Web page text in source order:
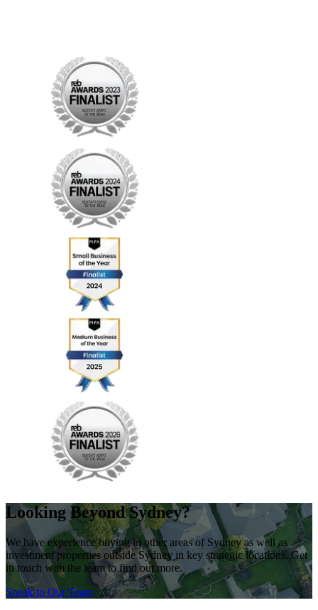
Looking Beyond Sydney?​​​​‌ ‍ ​‍​‍‌‍ ‌ ​‍‌‍‍‌‌‍‌ ‌‍‍‌‌‍ ‍​‍​‍​ ‍‍​‍​‍‌ ​ ‌‍​‌‌‍ ‍‌‍‍‌‌ ‌​‌ ‍‌​‍ ‍‌‍‍‌‌‍ ​‍​‍​‍ ​​‍​‍‌‍‍​‌ ​‍‌‍‌‌‌‍‌‍​‍​‍​ ‍‍​‍​‍‌‍‍​‌ ‌​‌ ‌​‌ ​​‌ ​ ​ ‍‍​‍ ​‍ ‌‍​‍‌‍‌‍‌ ​​​‍ ‌‌ ​​‌ ​‍‌‍ ‌ ​​‌‍‌‌‌ ​‍‌ ‌​‌ ‍‌​‍ ‌‌‍‌ ‌ ​‍‌‍ ‌ ‌‌‌ ​​​‍ ‍‌ ‌‍‌‍‌‌‌ ​‍‌‍​ ‌‍‌‌‌‍ ​​‍ ‍‌‍​‌‌ ​​‌ ​​​‍ ‌ ​ ‌ ‌​‌ ‌‌‌‍‌​‌‍‍‌‌‍ ​‍ ‌‍‍‌‌‍ ‍‌ ‌​‌‍‌‌‌‍ ‍‌ ‌​​‍ ‌‍‌‌‌‍‌​‌‍‍‌‌ ‌​​‍ ‌‍ ‌‌‍ ‌‍‌​‌‍‌‌​ ‌‌ ​​‌ ​‍‌‍‌‌‌ ​ ‌‍‌‌‌‍ ‍‌ ‌​‌‍​‌‌ ‌​‌‍‍‌‌‍ ‌‍ ‍​ ‍ ‌‍‍‌‌‍‌​​ ‌‌‍ ​‌‍ ‌‍​ ‌‍​‌‌ ‌​‌‍‍‌‌‍ ‌‍ ‍‌ ​ ‌‌​​‌‍​‌‌‍‌ ‌‍‌‌​ ‍ ‌ ‌​‌ ‍‌‌ ​​‌‍‌‌​ ‌‌‍ ​‌‍ ‌‍​ ‌‍​‌‌ ‌​‌‍‍‌‌‍ ‌‍ ‍‌ ​ ‌‌​​‌‍​‌‌‍‌ ‌‍‌‌​ ‍ ‌ ​​‌‍​‌‌ ‌​‌‍‍​​ ‌‌‍​‍‌‍‌‌‌ ‍‌‌‍ ‌‍ ‍‌‍‌​‌​​ ‌‍​‌‌ ​‍‌‍‌​​‍ ‍‌ ‌​‌‍‍‌‌ ‌​‌‍ ​‌‍‌‌​ ‌‍​‍‌‍​‌‌ ​ ‌‍‌‌‌‌‌‌‌ ​‍‌‍ ​​ ‌‌‍‍​‌ ‌​‌ ‌​‌ ​​‌ ​ ​‍‌‌​ ​ ‌​​‌​‍‌‌​ ​‍‌​‌‍​‍‌‌​ ​‍‌​‌‍‌‍​‍‌‍‌‍‌ ​​​‍ ‌‌ ​​‌ ​‍‌‍ ‌ ​​‌‍‌‌‌ ​‍‌ ‌​‌ ‍‌​‍ ‌‌‍‌ ‌ ​‍‌‍ ‌ ‌‌‌ ​​​‍ ‍‌ ‌‍‌‍‌‌‌ ​‍‌‍​ ‌‍‌‌‌‍ ​​‍ ‍‌‍​‌‌ ​​‌ ​​​‍‌‌​ ​‍‌​‌‍‌ ​ ‌ ‌​‌ ‌‌‌‍‌​‌‍‍‌‌‍ ​‍‌‍‌‍‍‌‌‍‌​​ ‌‌‍ ​‌‍ ‌‍​ ‌‍​‌‌ ‌​‌‍‍‌‌‍ ‌‍ ‍‌ ​ ‌‌​​‌‍​‌‌‍‌ ‌‍‌‌​‍‌‍‌ ‌​‌ ‍‌‌ ​​‌‍‌‌​ ‌‌‍ ​‌‍ ‌‍​ ‌‍​‌‌ ‌​‌‍‍‌‌‍ ‌‍ ‍‌ ​ ‌‌​​‌‍​‌‌‍‌ ‌‍‌‌​‍‌‍‌ ​​‌‍​‌‌ ‌​‌‍‍​​ ‌‌‍​‍‌‍‌‌‌ ‍‌‌‍ ‌‍ ‍‌‍‌​‌​​ ‌‍​‌‌ ​‍‌‍‌​​‍ ‍‌ ‌​‌‍‍‌‌ ‌​‌‍ ​‌‍‌‌​‍‌‍‌ ​​‌‍‌‌‌ ​‍‌ ​ ‌ ​​‌‍‌‌‌‍​ ‌ ‌​‌‍‍‌‌ ‌‍‌‍‌‌​ ‌‌ ​​‌ ‌‌‌‍​‍‌‍ ​‌‍‍‌‌ ​ ‌‍‍​‌‍‌‌‌‍‌​​‍​‍‌ ‌
We have experience buying in other areas of Sydney as well as
investment properties outside Sydney in key strategic locations. Get
in touch with the team to find out more.​​​​‌ ‍ ​‍​‍‌‍ ‌ ​‍‌‍‍‌‌‍‌ ‌‍‍‌‌‍ ‍​‍​‍​ ‍‍​‍​‍‌ ​ ‌‍​‌‌‍ ‍‌‍‍‌‌ ‌​‌ ‍‌​‍ ‍‌‍‍‌‌‍ ​‍​‍​‍ ​​‍​‍‌‍‍​‌ ​‍‌‍‌‌‌‍‌‍​‍​‍​ ‍‍​‍​‍‌‍‍​‌ ‌​‌ ‌​‌ ​​‌ ​ ​ ‍‍​‍ ​‍ ‌‍​‍‌‍‌‍‌ ​​​‍ ‌‌ ​​‌ ​‍‌‍ ‌ ​​‌‍‌‌‌ ​‍‌ ‌​‌ ‍‌​‍ ‌‌‍‌ ‌ ​‍‌‍ ‌ ‌‌‌ ​​​‍ ‍‌ ‌‍‌‍‌‌‌ ​‍‌‍​ ‌‍‌‌‌‍ ​​‍ ‍‌‍​‌‌ ​​‌ ​​​‍ ‌ ​ ‌ ‌​‌ ‌‌‌‍‌​‌‍‍‌‌‍ ​‍ ‌‍‍‌‌‍ ‍‌ ‌​‌‍‌‌‌‍ ‍‌ ‌​​‍ ‌‍‌‌‌‍‌​‌‍‍‌‌ ‌​​‍ ‌‍ ‌‌‍ ‌‍‌​‌‍‌‌​ ‌‌ ​​‌ ​‍‌‍‌‌‌ ​ ‌‍‌‌‌‍ ‍‌ ‌​‌‍​‌‌ ‌​‌‍‍‌‌‍ ‌‍ ‍​ ‍ ‌‍‍‌‌‍‌​​ ‌‌‍ ​‌‍ ‌‍​ ‌‍​‌‌ ‌​‌‍‍‌‌‍ ‌‍ ‍‌ ​ ‌‌​​‌‍​‌‌‍‌ ‌‍‌‌​ ‍ ‌ ‌​‌ ‍‌‌ ​​‌‍‌‌​ ‌‌‍ ​‌‍ ‌‍​ ‌‍​‌‌ ‌​‌‍‍‌‌‍ ‌‍ ‍‌ ​ ‌‌​​‌‍​‌‌‍‌ ‌‍‌‌​ ‍ ‌ ​​‌‍​‌‌ ‌​‌‍‍​​ ‌‌‍​‍‌‍‌‌‌ ‍‌‌‍ ‌‍ ‍‌‍‌​‌​​ ‌‍​‌‌ ​‍‌‍‌​​‍ ‍‌‍​‍‌‍ ‌‍‌​‌ ‍‌​ ‌‍​‍‌‍​‌‌ ​ ‌‍‌‌‌‌‌‌‌ ​‍‌‍ ​​ ‌‌‍‍​‌ ‌​‌ ‌​‌ ​​‌ ​ ​‍‌‌​ ​ ‌​​‌​‍‌‌​ ​‍‌​‌‍​‍‌‌​ ​‍‌​‌‍‌‍​‍‌‍‌‍‌ ​​​‍ ‌‌ ​​‌ ​‍‌‍ ‌ ​​‌‍‌‌‌ ​‍‌ ‌​‌ ‍‌​‍ ‌‌‍‌ ‌ ​‍‌‍ ‌ ‌‌‌ ​​​‍ ‍‌ ‌‍‌‍‌‌‌ ​‍‌‍​ ‌‍‌‌‌‍ ​​‍ ‍‌‍​‌‌ ​​‌ ​​​‍‌‌​ ​‍‌​‌‍‌ ​ ‌ ‌​‌ ‌‌‌‍‌​‌‍‍‌‌‍ ​‍‌‍‌‍‍‌‌‍‌​​ ‌‌‍ ​‌‍ ‌‍​ ‌‍​‌‌ ‌​‌‍‍‌‌‍ ‌‍ ‍‌ ​ ‌‌​​‌‍​‌‌‍‌ ‌‍‌‌​‍‌‍‌ ‌​‌ ‍‌‌ ​​‌‍‌‌​ ‌‌‍ ​‌‍ ‌‍​ ‌‍​‌‌ ‌​‌‍‍‌‌‍ ‌‍ ‍‌ ​ ‌‌​​‌‍​‌‌‍‌ ‌‍‌‌​‍‌‍‌ ​​‌‍​‌‌ ‌​‌‍‍​​ ‌‌‍​‍‌‍‌‌‌ ‍‌‌‍ ‌‍ ‍‌‍‌​‌​​ ‌‍​‌‌ ​‍‌‍‌​​‍ ‍‌‍​‍‌‍ ‌‍‌​‌ ‍‌​‍‌‍‌ ​​‌‍‌‌‌ ​‍‌ ​ ‌ ​​‌‍‌‌‌‍​ ‌ ‌​‌‍‍‌‌ ‌‍‌‍‌‌​ ‌‌ ​​‌ ‌‌‌‍​‍‌‍ ​‌‍‍‌‌ ​ ‌‍‍​‌‍‌‌‌‍‌​​‍​‍‌ ‌
Speak to Our Team​​​​‌ ‍ ​‍​‍‌‍ ‌ ​‍‌‍‍‌‌‍‌ ‌‍‍‌‌‍ ‍​‍​‍​ ‍‍​‍​‍‌ ​ ‌‍​‌‌‍ ‍‌‍‍‌‌ ‌​‌ ‍‌​‍ ‍‌‍‍‌‌‍ ​‍​‍​‍ ​​‍​‍‌‍‍​‌ ​‍‌‍‌‌‌‍‌‍​‍​‍​ ‍‍​‍​‍‌‍‍​‌ ‌​‌ ‌​‌ ​​‌ ​ ​ ‍‍​‍ ​‍ ‌‍​‍‌‍‌‍‌ ​​​‍ ‌‌ ​​‌ ​‍‌‍ ‌ ​​‌‍‌‌‌ ​‍‌ ‌​‌ ‍‌​‍ ‌‌‍‌ ‌ ​‍‌‍ ‌ ‌‌‌ ​​​‍ ‍‌ ‌‍‌‍‌‌‌ ​‍‌‍​ ‌‍‌‌‌‍ ​​‍ ‍‌‍​‌‌ ​​‌ ​​​‍ ‌ ​ ‌ ‌​‌ ‌‌‌‍‌​‌‍‍‌‌‍ ​‍ ‌‍‍‌‌‍ ‍‌ ‌​‌‍‌‌‌‍ ‍‌ ‌​​‍ ‌‍‌‌‌‍‌​‌‍‍‌‌ ‌​​‍ ‌‍ ‌‌‍ ‌‍‌​‌‍‌‌​ ‌‌ ​​‌ ​‍‌‍‌‌‌ ​ ‌‍‌‌‌‍ ‍‌ ‌​‌‍​‌‌ ‌​‌‍‍‌‌‍ ‌‍ ‍​ ‍ ‌‍‍‌‌‍‌​​ ‌‌‍ ​‌‍ ‌‍​ ‌‍​‌‌ ‌​‌‍‍‌‌‍ ‌‍ ‍‌ ​ ‌‌​​‌‍​‌‌‍‌ ‌‍‌‌​ ‍ ‌ ‌​‌ ‍‌‌ ​​‌‍‌‌​ ‌‌‍ ​‌‍ ‌‍​ ‌‍​‌‌ ‌​‌‍‍‌‌‍ ‌‍ ‍‌ ​ ‌‌​​‌‍​‌‌‍‌ ‌‍‌‌​ ‍ ‌ ​​‌‍​‌‌ ‌​‌‍‍​​ ‌‌‍​‍‌‍‌‌‌ ‍‌‌‍ ‌‍ ‍‌‍‌​‌​​ ‌‍​‌‌ ​‍‌‍‌​​‍ ‍‌‍​ ‌ ‌​‌‍​‌​‍ ‍‌‍ ​‌‍​‌‌‍​‍‌‍‌‌‌‍ ​​ ‌‍​‍‌‍​‌‌ ​ ‌‍‌‌‌‌‌‌‌ ​‍‌‍ ​​ ‌‌‍‍​‌ ‌​‌ ‌​‌ ​​‌ ​ ​‍‌‌​ ​ ‌​​‌​‍‌‌​ ​‍‌​‌‍​‍‌‌​ ​‍‌​‌‍‌‍​‍‌‍‌‍‌ ​​​‍ ‌‌ ​​‌ ​‍‌‍ ‌ ​​‌‍‌‌‌ ​‍‌ ‌​‌ ‍‌​‍ ‌‌‍‌ ‌ ​‍‌‍ ‌ ‌‌‌ ​​​‍ ‍‌ ‌‍‌‍‌‌‌ ​‍‌‍​ ‌‍‌‌‌‍ ​​‍ ‍‌‍​‌‌ ​​‌ ​​​‍‌‌​ ​‍‌​‌‍‌ ​ ‌ ‌​‌ ‌‌‌‍‌​‌‍‍‌‌‍ ​‍‌‍‌‍‍‌‌‍‌​​ ‌‌‍ ​‌‍ ‌‍​ ‌‍​‌‌ ‌​‌‍‍‌‌‍ ‌‍ ‍‌ ​ ‌‌​​‌‍​‌‌‍‌ ‌‍‌‌​‍‌‍‌ ‌​‌ ‍‌‌ ​​‌‍‌‌​ ‌‌‍ ​‌‍ ‌‍​ ‌‍​‌‌ ‌​‌‍‍‌‌‍ ‌‍ ‍‌ ​ ‌‌​​‌‍​‌‌‍‌ ‌‍‌‌​‍‌‍‌ ​​‌‍​‌‌ ‌​‌‍‍​​ ‌‌‍​‍‌‍‌‌‌ ‍‌‌‍ ‌‍ ‍‌‍‌​‌​​ ‌‍​‌‌ ​‍‌‍‌​​‍ ‍‌‍​ ‌ ‌​‌‍​‌​‍ ‍‌‍ ​‌‍​‌‌‍​‍‌‍‌‌‌‍ ​​‍‌‍‌ ​​‌‍‌‌‌ ​‍‌ ​ ‌ ​​‌‍‌‌‌‍​ ‌ ‌​‌‍‍‌‌ ‌‍‌‍‌‌​ ‌‌ ​​‌ ‌‌‌‍​‍‌‍ ​‌‍‍‌‌ ​ ‌‍‍​‌‍‌‌‌‍‌​​‍​‍‌ ‌